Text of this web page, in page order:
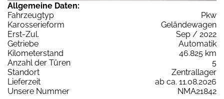
Allgemeine Daten:
Fahrzeugtyp
Pkw
Karosserieform
Geländewagen
Erst-Zul.
Sep / 2022
Getriebe
Automatik
Kilometerstand
46.825 km
Anzahl der Türen
5
Standort
Zentrallager
Lieferzeit
ab ca. 11.08.2026
Unsere Nummer
NMA21842